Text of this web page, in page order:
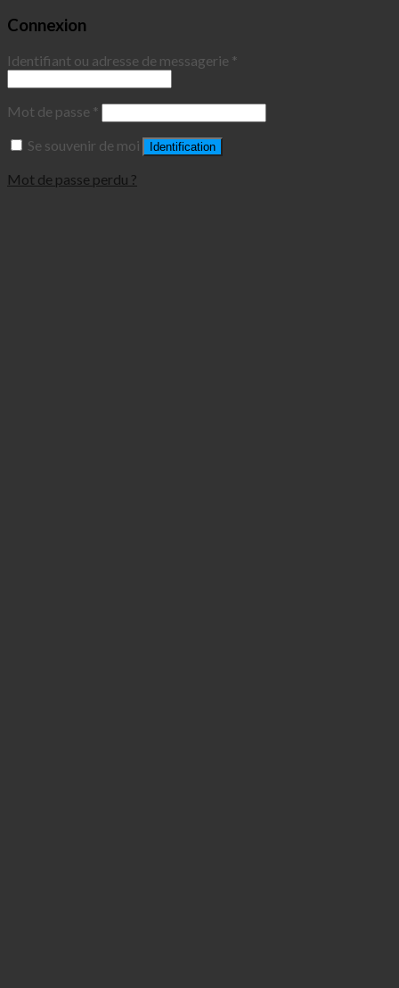
Connexion
Identifiant ou adresse de messagerie *
Mot de passe *
Se souvenir de moi
Identification
Mot de passe perdu ?